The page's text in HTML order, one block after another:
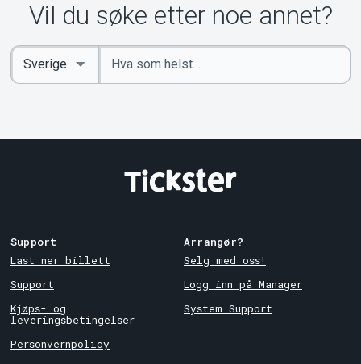
Vil du søke etter noe annet?
Angi
nøkkelord
Select
Country
Support
Last ner billett
Support
Kjøps- og
leveringsbetingelser
Personvernpolicy
Arrangør?
Selg med oss!
Logg inn på Manager
System Support